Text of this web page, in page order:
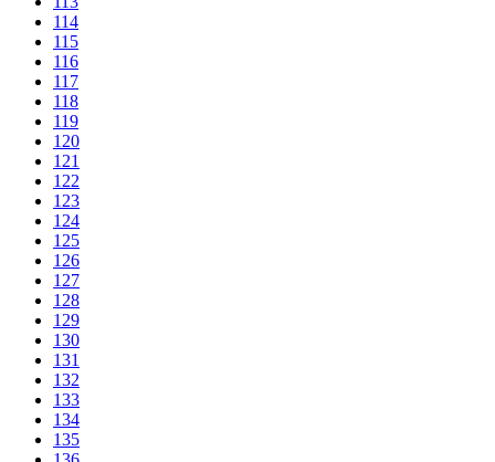
114
115
116
117
118
119
120
121
122
123
124
125
126
127
128
129
130
131
132
133
134
135